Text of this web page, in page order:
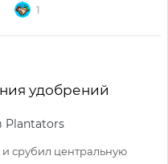
1
удобрений
Plantators
и срубил центральную